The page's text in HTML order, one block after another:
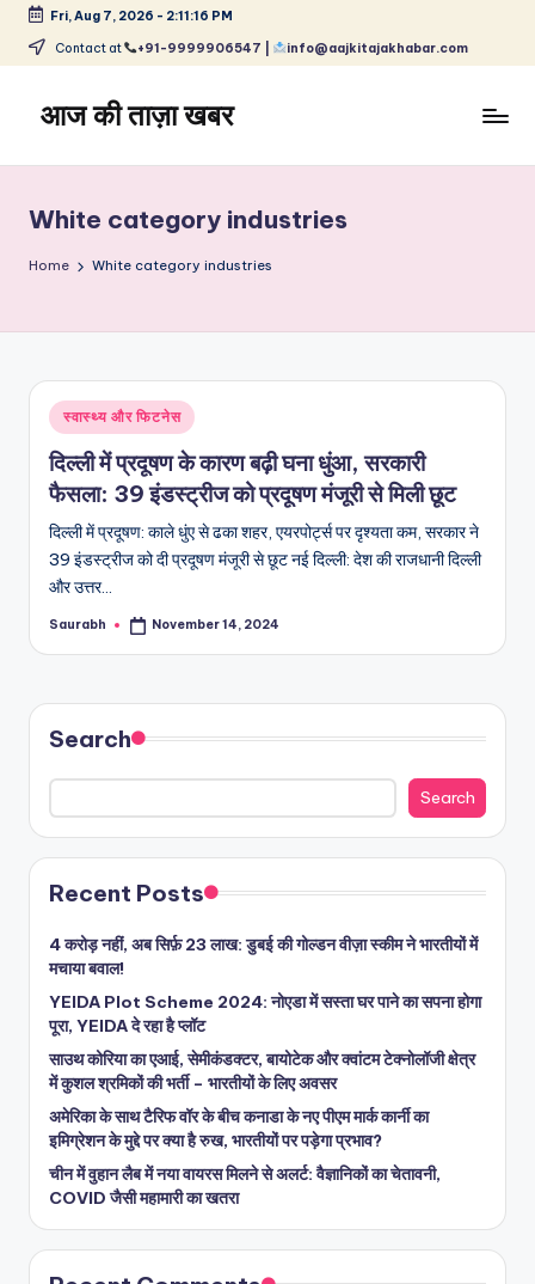
Skip
content
Fri, Aug 7, 2026 - 2:11:17 PM
Contact at +91-9999906547 | info@aajkitajakhabar.com
आज की ताज़ा खबर
ताज़ा
समाचार
–
और
विश्व
White category industries
Home White category industries
Posted
in
स्वास्थ्य और फिटनेस
दिल्ली में प्रदूषण के कारण बढ़ी घना धुंआ, सरकारी
फैसला: 39 इंडस्ट्रीज को प्रदूषण मंजूरी से मिली छूट
दिल्ली में प्रदूषण: काले धुंए से ढका शहर, एयरपोर्ट्स पर दृश्यता कम, सरकार ने
39 इंडस्ट्रीज को दी प्रदूषण मंजूरी से छूट नई दिल्ली: देश की राजधानी दिल्ली
और उत्तर…
Posted
Saurabh November 14, 2024
Search
Search
Recent Posts
4 करोड़ नहीं, अब सिर्फ़ 23 लाख: डुबई की गोल्डन वीज़ा स्कीम ने भारतीयों में
मचाया बवाल!
YEIDA Plot Scheme 2024: नोएडा में सस्ता घर पाने का सपना होगा
पूरा, YEIDA दे रहा है प्लॉट
साउथ कोरिया का एआई, सेमीकंडक्टर, बायोटेक और क्वांटम टेक्नोलॉजी क्षेत्र
में कुशल श्रमिकों की भर्ती – भारतीयों के लिए अवसर
अमेरिका के साथ टैरिफ वॉर के बीच कनाडा के नए पीएम मार्क कार्नी का
इमिग्रेशन के मुद्दे पर क्या है रुख, भारतीयों पर पड़ेगा प्रभाव?
चीन में वुहान लैब में नया वायरस मिलने से अलर्ट: वैज्ञानिकों का चेतावनी,
COVID जैसी महामारी का खतरा